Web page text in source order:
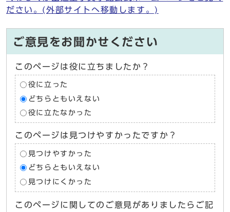
ださい。(外部サイトへ移動します。)
ご意見をお聞かせください
このページは役に立ちましたか？
役に立った
どちらともいえない
役に立たなかった
このページは見つけやすかったですか？
見つけやすかった
どちらともいえない
見つけにくかった
このページに関してのご意見がありましたらご記